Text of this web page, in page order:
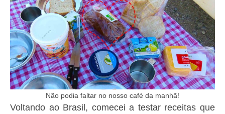
Não podia faltar no nosso café da manhã!
Voltando ao Brasil, comecei a testar receitas que